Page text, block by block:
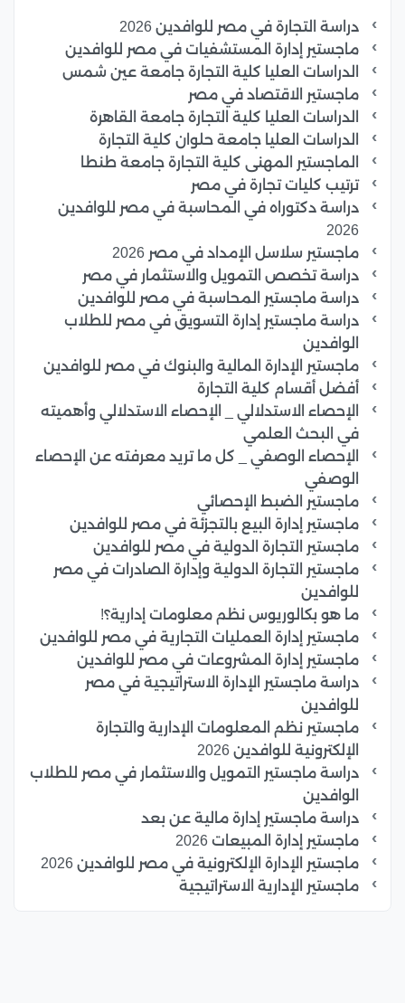
دراسة التجارة في مصر للوافدين 2026
ماجستير إدارة المستشفيات في مصر للوافدين
الدراسات العليا كلية التجارة جامعة عين شمس
ماجستير الاقتصاد في مصر
الدراسات العليا كلية التجارة جامعة القاهرة
الدراسات العليا جامعة حلوان كلية التجارة
الماجستير المهنى كلية التجارة جامعة طنطا
ترتيب كليات تجارة في مصر
دراسة دكتوراه في المحاسبة في مصر للوافدين
2026
ماجستير سلاسل الإمداد في مصر 2026
دراسة تخصص التمويل والاستثمار في مصر
دراسة ماجستير المحاسبة في مصر للوافدين
دراسة ماجستير إدارة التسويق في مصر للطلاب
الوافدين
ماجستير الإدارة المالية والبنوك في مصر للوافدين
أفضل أقسام كلية التجارة
الإحصاء الاستدلالي _ الإحصاء الاستدلالي وأهميته
في البحث العلمي
الإحصاء الوصفي _ كل ما تريد معرفته عن الإحصاء
الوصفي
ماجستير الضبط الإحصائي
ماجستير إدارة البيع بالتجزئة في مصر للوافدين
ماجستير التجارة الدولية في مصر للوافدين
ماجستير التجارة الدولية وإدارة الصادرات في مصر
للوافدين
ما هو بكالوريوس نظم معلومات إدارية؟!
ماجستير إدارة العمليات التجارية في مصر للوافدين
ماجستير إدارة المشروعات في مصر للوافدين
دراسة ماجستير الإدارة الاستراتيجية في مصر
للوافدين
ماجستير نظم المعلومات الإدارية والتجارة
الإلكترونية للوافدين 2026
دراسة ماجستير التمويل والاستثمار في مصر للطلاب
الوافدين
دراسة ماجستير إدارة مالية عن بعد
ماجستير إدارة المبيعات 2026
ماجستير الإدارة الإلكترونية في مصر للوافدين 2026
ماجستير الإدارية الاستراتيجية